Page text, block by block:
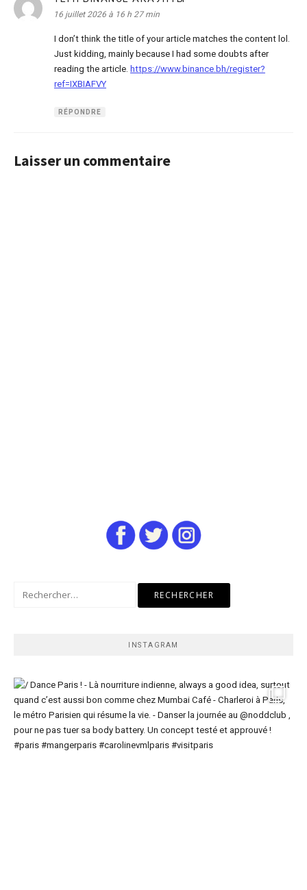
16 juillet 2026 à 16 h 27 min
I don’t think the title of your article matches the content lol.
Just kidding, mainly because I had some doubts after
reading the article. https://www.binance.bh/register?
ref=IXBIAFVY
RÉPONDRE
Laisser un commentaire
INSTAGRAM